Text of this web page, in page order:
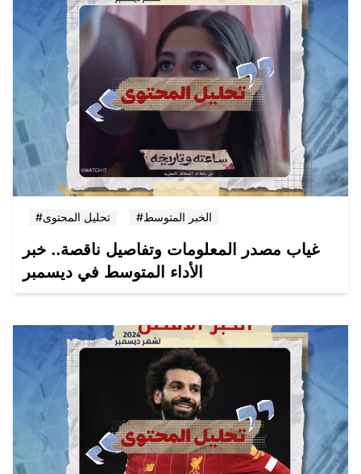
#تحليل المحتوى #الخبر المتوسط
غياب مصدر المعلومات وتفاصيل ناقصة.. خبر
الأداء المتوسط في ديسمبر